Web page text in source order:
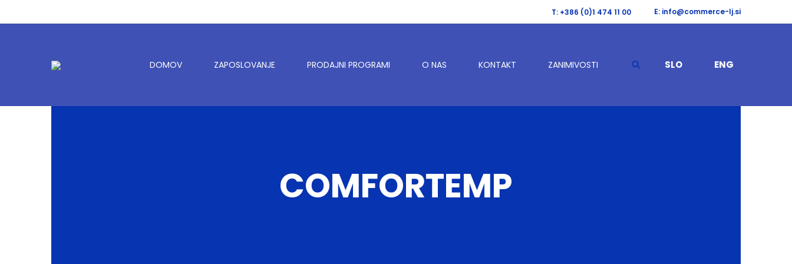
T: +386 (0)1 474 11 00 E: info@commerce-lj.si
DOMOV ZAPOSLOVANJE PRODAJNI PROGRAMI O NAS KONTAKT ZANIMIVOSTI SLO ENG
COMFORTEMP